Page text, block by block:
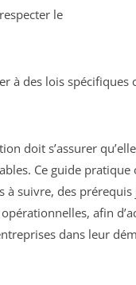
le
à des lois spécifiques
doit s’assurer
Ce guide pratique
à suivre, des
afin
dans leur